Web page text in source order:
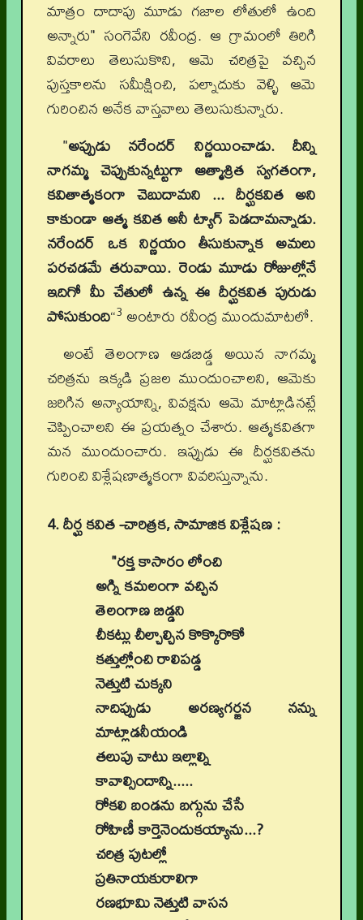
మాత్రం దాదాపు మూడు గజాల లోతులో ఉంది
అన్నారు" సంగెవేని రవీంద్ర. ఆ గ్రామంలో తిరిగి
వివరాలు తెలుసుకొని, ఆమె చరిత్రపై వచ్చిన
పుస్తకాలను సమీక్షించి, పల్నాదుకు వెళ్ళి ఆమె
గురించిన అనేక వాస్తవాలు తెలుసుకున్నారు.
"అప్పుడు నరేందర్ నిర్ణయించాడు. దీన్ని
నాగమ్మ చెప్పుకున్నట్టుగా ఆత్మాశ్రిత స్వగతంగా,
కవితాత్మకంగా చెబుదామని ... దీర్ఘకవిత అని
కాకుండా ఆత్మ కవిత అనీ ట్యాగ్ పెడదామన్నాడు.
నరేందర్ ఒక నిర్ణయం తీసుకున్నాక అమలు
పరచడమే తరువాయి. రెండు మూడు రోజుల్లోనే
ఇదిగో మీ చేతులో ఉన్న ఈ దీర్ఘకవిత పురుడు
పోసుకుంది“3 అంటారు రవీంద్ర ముందుమాటలో.
అంటే తెలంగాణ ఆడబిడ్డ అయిన నాగమ్మ
చరిత్రను ఇక్కడి ప్రజల ముందుంచాలని, ఆమెకు
జరిగిన అన్యాయాన్ని, వివక్షను ఆమె మాట్లాడినట్లే
చెప్పించాలని ఈ ప్రయత్నం చేశారు. ఆత్మకవితగా
మన ముందుంచారు. ఇప్పుడు ఈ దీర్ఘకవితను
గురించి విశ్లేషణాత్మకంగా వివరిస్తున్నాను.
4. దీర్ఘ కవిత -చారిత్రక, సామాజిక విశ్లేషణ :
"రక్త కాసారం లోంచి
అగ్ని కమలంగా వచ్చిన
తెలంగాణ బిడ్డని
చీకట్లు చీల్చాల్చిన కొక్కొరొకో
కత్తుల్లోంచి రాలిపడ్డ
నెత్తుటి చుక్కని
నాదిప్పుడు అరణ్యగర్జన నన్ను
మాట్లాడనీయండి
తలుపు చాటు ఇల్లాల్ని
కావాల్సిందాన్ని.....
రోకలి బండను బగ్గును చేసే
రోహిణీ కార్తెనెందుకయ్యాను...?
చరిత్ర పుటల్లో
ప్రతినాయకురాలిగా
రణభూమి నెత్తుటి వాసన